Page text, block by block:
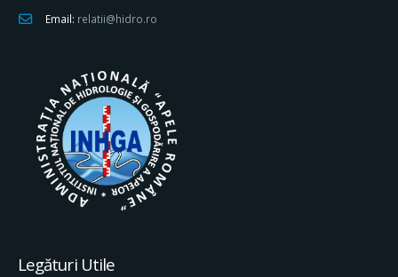
Email: relatii@hidro.ro
Legături Utile